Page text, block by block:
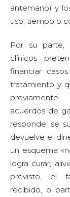
antemano) y
uso, tiempo o
Por su parte,
clínicos
financiar
tratamiento y
acuerdos de
responde, se
devuelve el
un esquema
logra curar,
previsto, el
recibido, o